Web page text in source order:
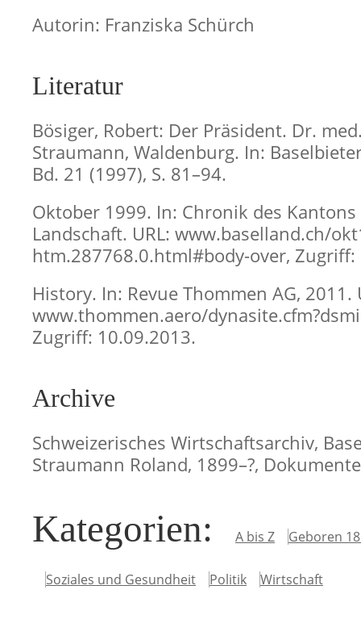
Autorin: Franziska Schürch
Literatur
Bösiger, Robert: Der Präsident. Dr.
Straumann, Waldenburg. In:
Bd. 21 (1997), S. 81–94.
Oktober 1999. In: Chronik des Kantons
Landschaft. URL: www.baselland.ch/
htm.287768.0.html#body-over, Zugriff:
History. In: Revue Thommen AG, 2011.
www.thommen.aero/
Zugriff: 10.09.2013.
Archive
Schweizerisches Wirtschaftsarchiv,
Straumann Roland, 1899–?,
Kategorien: A bis Z Geboren
Soziales und Gesundheit Politik Wirtschaft